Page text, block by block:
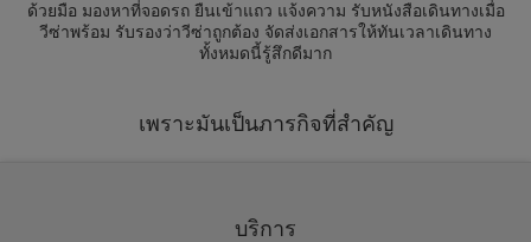
ด้วยมือ มองหาที่จอดรถ ยืนเข้าแถว แจ้งความ รับหนังสือเดินทางเมื่อ
วีซ่าพร้อม รับรองว่าวีซ่าถูกต้อง จัดส่งเอกสารให้ทันเวลาเดินทาง
ทั้งหมดนี้รู้สึกดีมาก
เพราะมันเป็นภารกิจที่สำคัญ
บริการ